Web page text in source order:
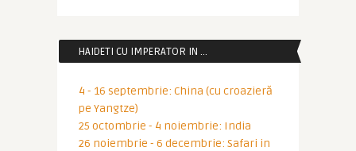
HAIDETI CU IMPERATOR IN …
4 - 16 septembrie: China (cu croazieră
pe Yangtze)
25 octombrie - 4 noiembrie: India
26 noiembrie - 6 decembrie: Safari in